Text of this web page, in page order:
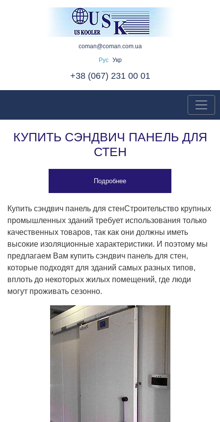
coman@coman.com.ua
Рус
Укр
+38 (067) 231 00 01
КУПИТЬ СЭНДВИЧ ПАНЕЛЬ ДЛЯ
СТЕН
Подробнее
Купить сэндвич панель для стенСтроительство крупных
промышленных зданий требует использования только
качественных товаров, так как они должны иметь
высокие изоляционные характеристики. И поэтому мы
предлагаем Вам купить сэндвич панель для стен,
которые подходят для зданий самых разных типов,
вплоть до некоторых жилых помещений, где люди
могут проживать сезонно.